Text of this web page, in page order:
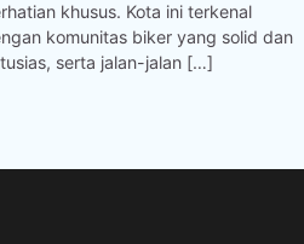
khusus. Kota ini terkenal
komunitas biker yang solid dan
serta jalan-jalan […]